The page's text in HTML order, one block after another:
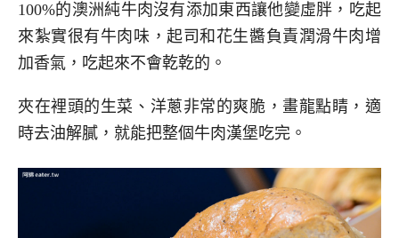
100%的澳洲純牛肉沒有添加東西讓他變虛胖，吃起
來紮實很有牛肉味，起司和花生醬負責潤滑牛肉增
加香氣，吃起來不會乾乾的。
夾在裡頭的生菜、洋蔥非常的爽脆，畫龍點睛，適
時去油解膩，就能把整個牛肉漢堡吃完。